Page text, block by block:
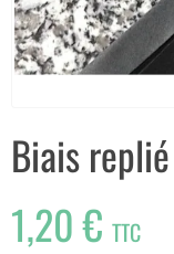
Biais
1,20 € TTC